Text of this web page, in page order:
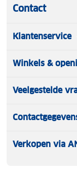
het stijlvolle
naartoe, of je
afspeellijst.
Contact
Klantenservice
Winkels &
Veelgestelde
Verkopen via